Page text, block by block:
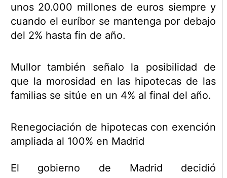
unos 20.000 millones de euros siempre y
cuando el euríbor se mantenga por debajo
del 2% hasta fin de año.
Mullor también señalo la posibilidad de
que la morosidad en las hipotecas de las
familias se sitúe en un 4% al final del año.
Renegociación de hipotecas con exención
ampliada al 100% en Madrid
El gobierno de Madrid decidió